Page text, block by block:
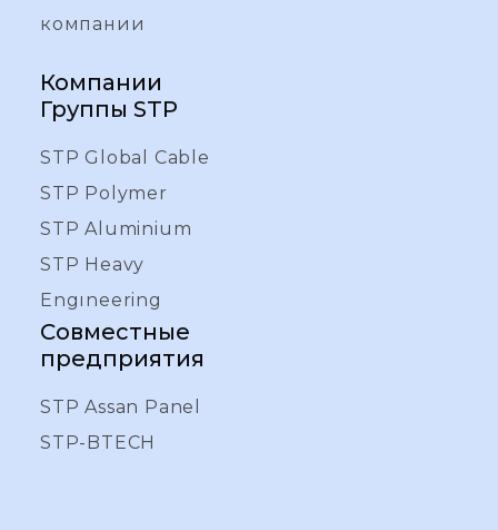
компании
Компании
Группы STP
STP Global Cable
STP Polymer
STP Aluminium
STP Heavy
Engıneering
Совместные
предприятия
STP Assan Panel
STP-BTECH